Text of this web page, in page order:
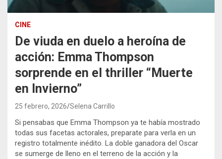
CINE
De viuda en duelo a heroína de
acción: Emma Thompson
sorprende en el thriller “Muerte
en Invierno”
25 febrero, 2026 Selena Carrillo
Si pensabas que Emma Thompson ya te había mostrado
todas sus facetas actorales, preparate para verla en un
registro totalmente inédito. La doble ganadora del Oscar
se sumerge de lleno en el terreno de la acción y la